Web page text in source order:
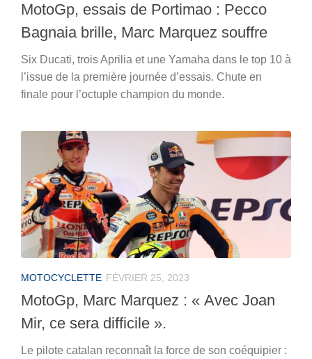
MotoGp, essais de Portimao : Pecco
Bagnaia brille, Marc Marquez souffre
Six Ducati, trois Aprilia et une Yamaha dans le top 10 à
l’issue de la première journée d’essais. Chute en
finale pour l’octuple champion du monde.
MOTOCYCLETTE FÉVRIER 25, 2023
MotoGp, Marc Marquez : « Avec Joan
Mir, ce sera difficile ».
Le pilote catalan reconnaît la force de son coéquipier :